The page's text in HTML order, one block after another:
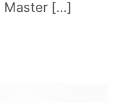
Master [...]